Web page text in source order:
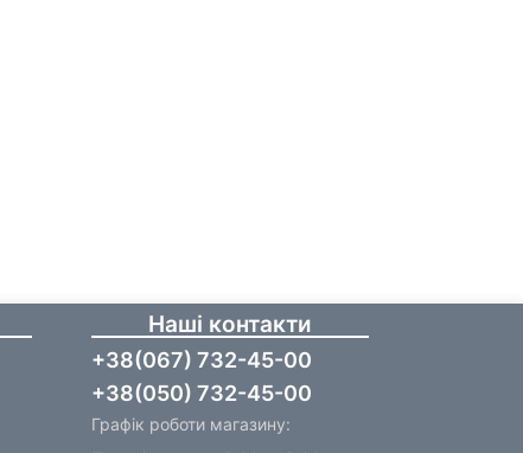
Наші контакти
+38(067) 732-45-00
+38(050) 732-45-00
Графік роботи магазину: